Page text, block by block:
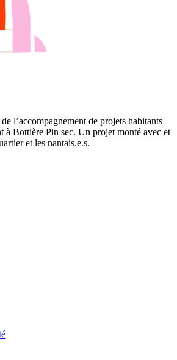
l’accompagnement de projets habitants
à Bottière Pin sec. Un projet monté avec et
et les nantais.e.s.